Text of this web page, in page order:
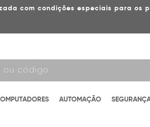
com condições especiais para os
AUTOMAÇÃO